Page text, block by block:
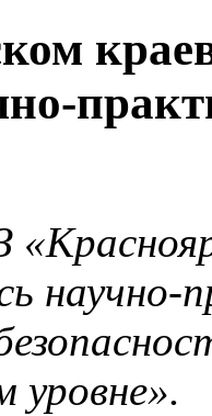
научно-
уровне».